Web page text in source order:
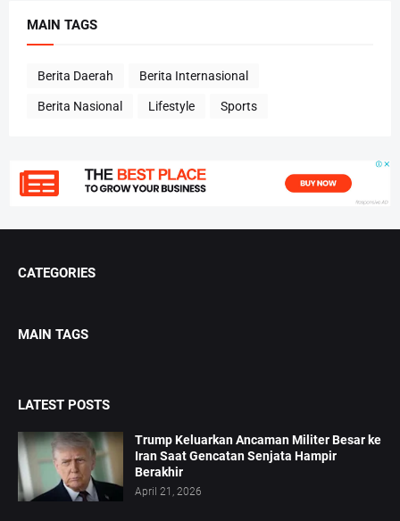
MAIN TAGS
Berita Daerah Berita Internasional
Berita Nasional Lifestyle Sports
CATEGORIES
MAIN TAGS
LATEST POSTS
Trump Keluarkan Ancaman Militer Besar ke
Iran Saat Gencatan Senjata Hampir
Berakhir
April 21, 2026